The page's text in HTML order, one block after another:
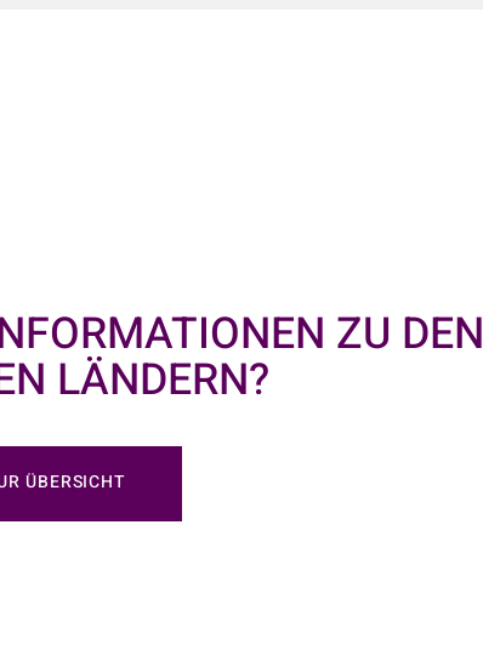
ZU DEN
LÄNDERN?
ÜBERSICHT